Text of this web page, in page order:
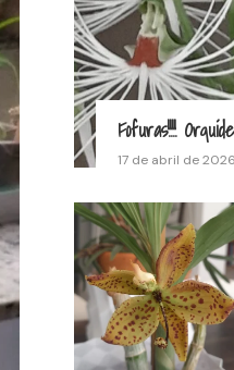
Fofuras!!!!
17 de abril de 2026